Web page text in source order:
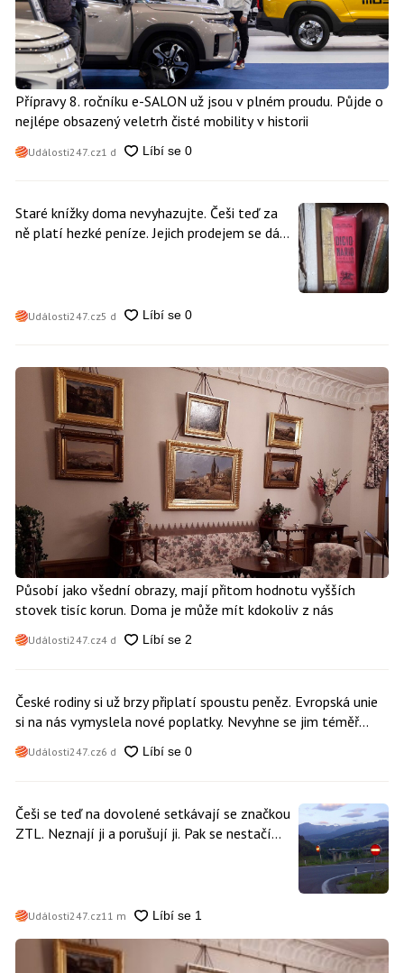
Přípravy 8. ročníku e-SALON už jsou v plném proudu. Půjde o
nejlépe obsazený veletrh čisté mobility v historii
Události247.cz1 d
Staré knížky doma nevyhazujte. Češi teď za
ně platí hezké peníze. Jejich prodejem se dá
Události247.cz5 d
Působí jako všední obrazy, mají přitom hodnotu vyšších
stovek tisíc korun. Doma je může mít kdokoliv z nás
Události247.cz4 d
České rodiny si už brzy připlatí spoustu peněz. Evropská unie
si na nás vymyslela nové poplatky. Nevyhne se jim téměř
Události247.cz6 d
Češi se teď na dovolené setkávají se značkou
ZTL. Neznají ji a porušují ji. Pak se nestačí
Události247.cz11 m